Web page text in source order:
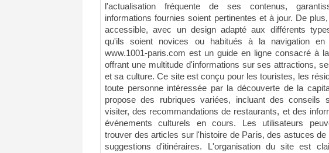
l'actualisation fréquente de ses contenus,
informations fournies soient pertinentes et à jour. De
accessible, avec un design adapté aux différents
qu'ils soient novices ou habitués à la navigation
www.1001-paris.com est un guide en ligne consacré à
offrant une multitude d'informations sur ses attractions,
et sa culture. Ce site est conçu pour les touristes, les
toute personne intéressée par la découverte de la
propose des rubriques variées, incluant des conseils
visiter, des recommandations de restaurants, et des
événements culturels en cours. Les utilisateurs
trouver des articles sur l'histoire de Paris, des astuces de
suggestions d'itinéraires. L'organisation du site est